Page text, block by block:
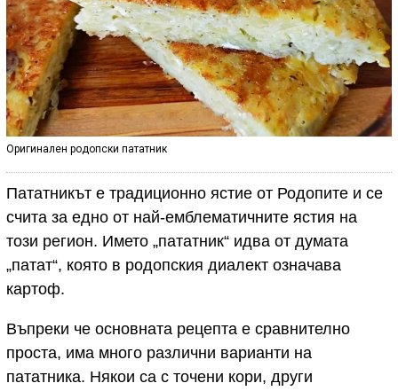
Оригинален родопски пататник
Пататникът е традиционно ястие от Родопите и се
счита за едно от най-емблематичните ястия на
този регион. Името „пататник“ идва от думата
„патат“, която в родопския диалект означава
картоф.
Въпреки че основната рецепта е сравнително
проста, има много различни варианти на
пататника. Някои са с точени кори, други